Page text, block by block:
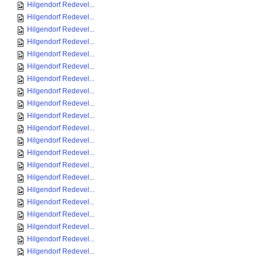
Hilgendorf Redevel...
Hilgendorf Redevel...
Hilgendorf Redevel...
Hilgendorf Redevel...
Hilgendorf Redevel...
Hilgendorf Redevel...
Hilgendorf Redevel...
Hilgendorf Redevel...
Hilgendorf Redevel...
Hilgendorf Redevel...
Hilgendorf Redevel...
Hilgendorf Redevel...
Hilgendorf Redevel...
Hilgendorf Redevel...
Hilgendorf Redevel...
Hilgendorf Redevel...
Hilgendorf Redevel...
Hilgendorf Redevel...
Hilgendorf Redevel...
Hilgendorf Redevel...
Hilgendorf Redevel...